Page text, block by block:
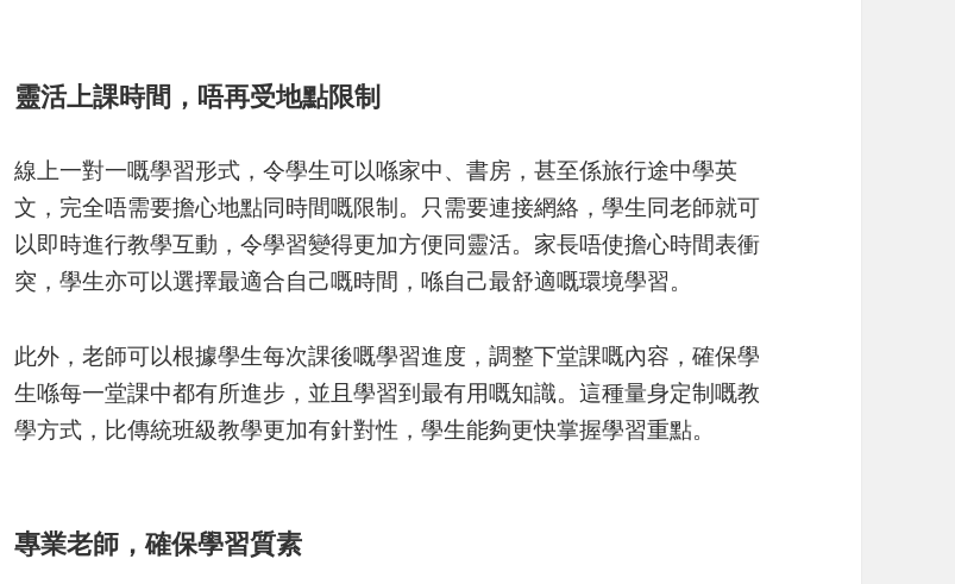
靈活上課時間，唔再受地點限制
線上一對一嘅學習形式，令學生可以喺家中、書房，甚至係旅行途中學英
文，完全唔需要擔心地點同時間嘅限制。只需要連接網絡，學生同老師就可
以即時進行教學互動，令學習變得更加方便同靈活。家長唔使擔心時間表衝
突，學生亦可以選擇最適合自己嘅時間，喺自己最舒適嘅環境學習。
此外，老師可以根據學生每次課後嘅學習進度，調整下堂課嘅內容，確保學
生喺每一堂課中都有所進步，並且學習到最有用嘅知識。這種量身定制嘅教
學方式，比傳統班級教學更加有針對性，學生能夠更快掌握學習重點。
專業老師，確保學習質素